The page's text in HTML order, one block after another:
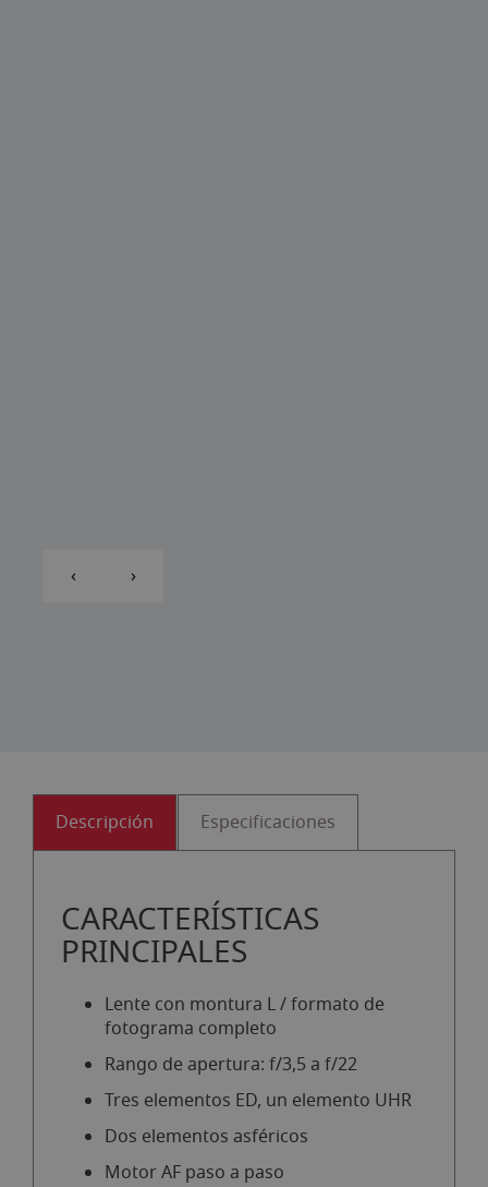
‹ ›
Descripción Especificaciones
CARACTERÍSTICAS
PRINCIPALES
Lente con montura L / formato de
fotograma completo
Rango de apertura: f/3,5 a f/22
Tres elementos ED, un elemento UHR
Dos elementos asféricos
Motor AF paso a paso